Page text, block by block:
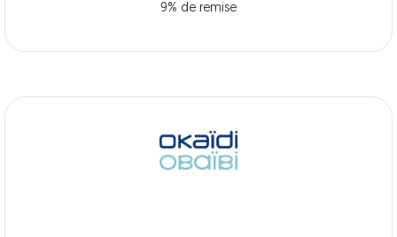
9% de remise